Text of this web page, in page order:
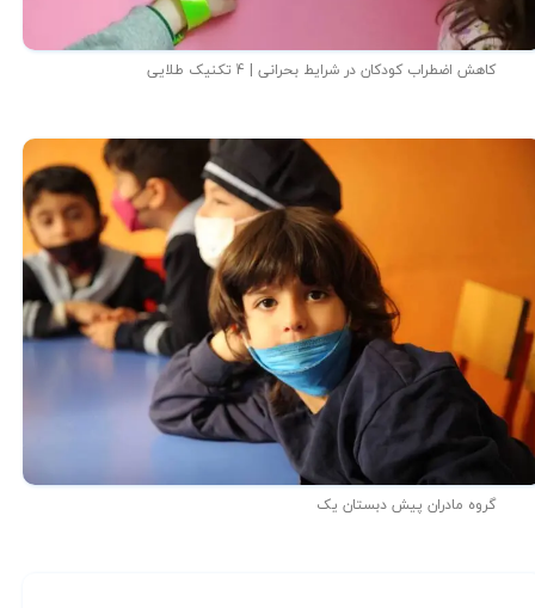
کاهش اضطراب کودکان در شرایط بحرانی | 4 تکنیک طلایی
گروه مادران پیش دبستان یک